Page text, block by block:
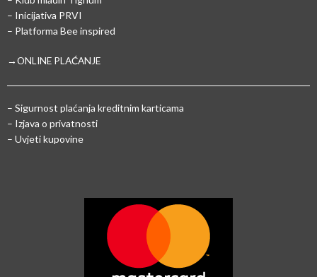
– Inicijativa PRVI
– Platforma Bee inspired
→ONLINE PLAĆANJE
– Sigurnost plaćanja kreditnim karticama
– Izjava o privatnosti
– Uvjeti kupovine